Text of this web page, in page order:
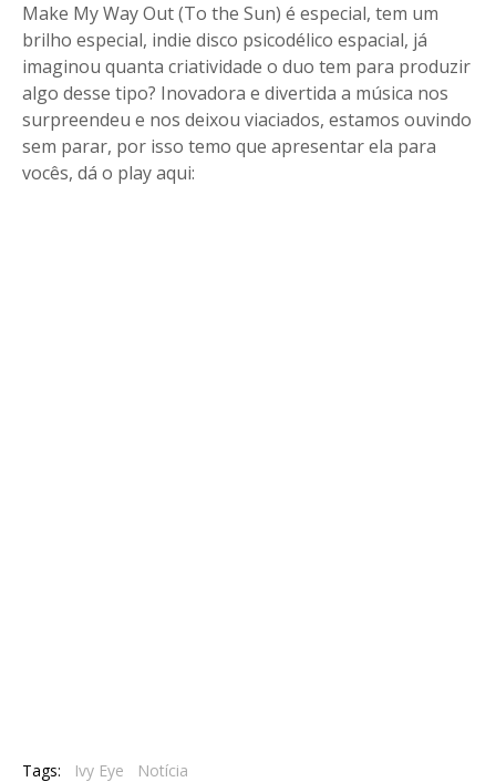
Make My Way Out (To the Sun) é especial, tem um
brilho especial, indie disco psicodélico espacial, já
imaginou quanta criatividade o duo tem para produzir
algo desse tipo? Inovadora e divertida a música nos
surpreendeu e nos deixou viaciados, estamos ouvindo
sem parar, por isso temo que apresentar ela para
vocês, dá o play aqui:
Tags: Ivy Eye Notícia